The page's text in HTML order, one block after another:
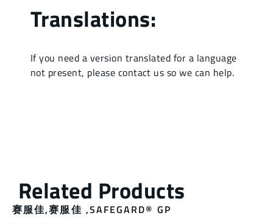
赛服佳,赛服佳 ,SAFEGARD® GP